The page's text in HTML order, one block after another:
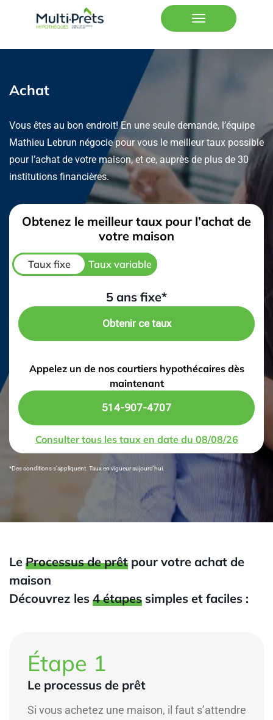
Achat
Vous êtes au bon endroit! En une seule demande, l’équipe
Mathieu Lebrun négocie pour vous le meilleur taux possible
pour l’achat de votre maison, et ce, auprès de plus de 30
institutions financières.
Obtenez le meilleur taux pour l’achat de
votre maison
Taux fixe Taux variable
Appelez un de nos courtiers hypothécaires dès
maintenant
514-907-4707
5 ans fixe*
Obtenir ce taux
Consulter tous les taux en date du 08/08/26
*Des conditions s’appliquent. Taux en vigueur aujourd’hui.
Le Processus de prêt pour votre achat de
maison
Découvrez les 4 étapes simples et faciles :
Étape 1
Le processus de prêt
Si vous achetez une maison, il faut s’attendre